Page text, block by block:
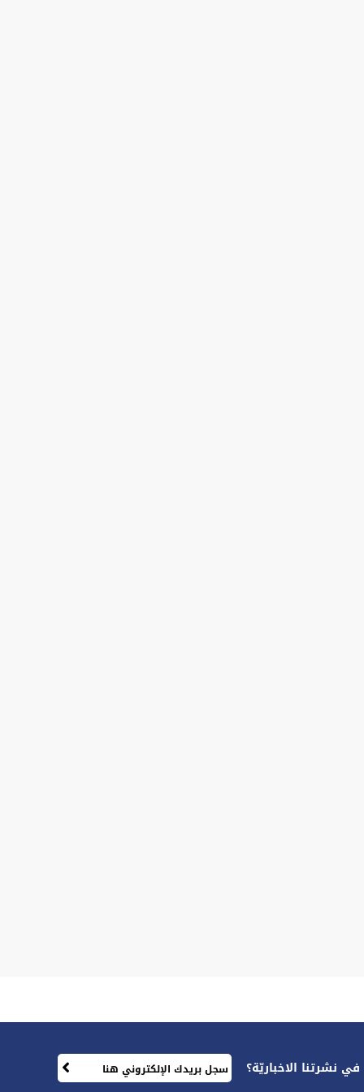
نشرتنا الاخباريّة؟